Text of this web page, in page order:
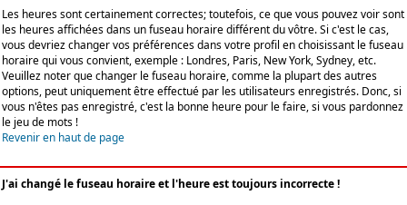
Les heures sont certainement correctes; toutefois, ce que vous pouvez voir sont
les heures affichées dans un fuseau horaire différent du vôtre. Si c'est le cas,
vous devriez changer vos préférences dans votre profil en choisissant le fuseau
horaire qui vous convient, exemple : Londres, Paris, New York, Sydney, etc.
Veuillez noter que changer le fuseau horaire, comme la plupart des autres
options, peut uniquement être effectué par les utilisateurs enregistrés. Donc, si
vous n'êtes pas enregistré, c'est la bonne heure pour le faire, si vous pardonnez
le jeu de mots !
Revenir en haut de page
J'ai changé le fuseau horaire et l'heure est toujours incorrecte !